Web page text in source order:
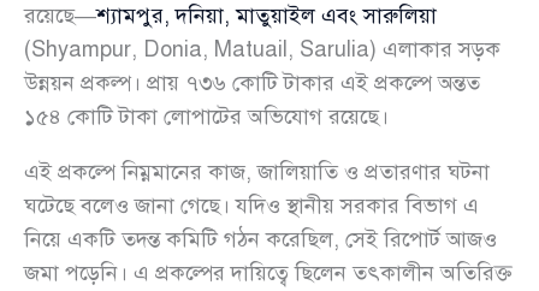
রয়েছে—শ্যামপুর, দনিয়া, মাতুয়াইল এবং সারুলিয়া
(Shyampur, Donia, Matuail, Sarulia) এলাকার সড়ক
উন্নয়ন প্রকল্প। প্রায় ৭৩৬ কোটি টাকার এই প্রকল্পে অন্তত
১৫৪ কোটি টাকা লোপাটের অভিযোগ রয়েছে।
এই প্রকল্পে নিম্নমানের কাজ, জালিয়াতি ও প্রতারণার ঘটনা
ঘটেছে বলেও জানা গেছে। যদিও স্থানীয় সরকার বিভাগ এ
নিয়ে একটি তদন্ত কমিটি গঠন করেছিল, সেই রিপোর্ট আজও
জমা পড়েনি। এ প্রকল্পের দায়িত্বে ছিলেন তৎকালীন অতিরিক্ত